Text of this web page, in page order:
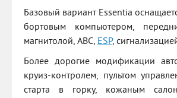
Базовый вариант Essentia
бортовым компьютером,
магнитолой, ABC, ESP,
Более дорогие модификации
круиз-контролем, пультом
старта в горку, кожаным